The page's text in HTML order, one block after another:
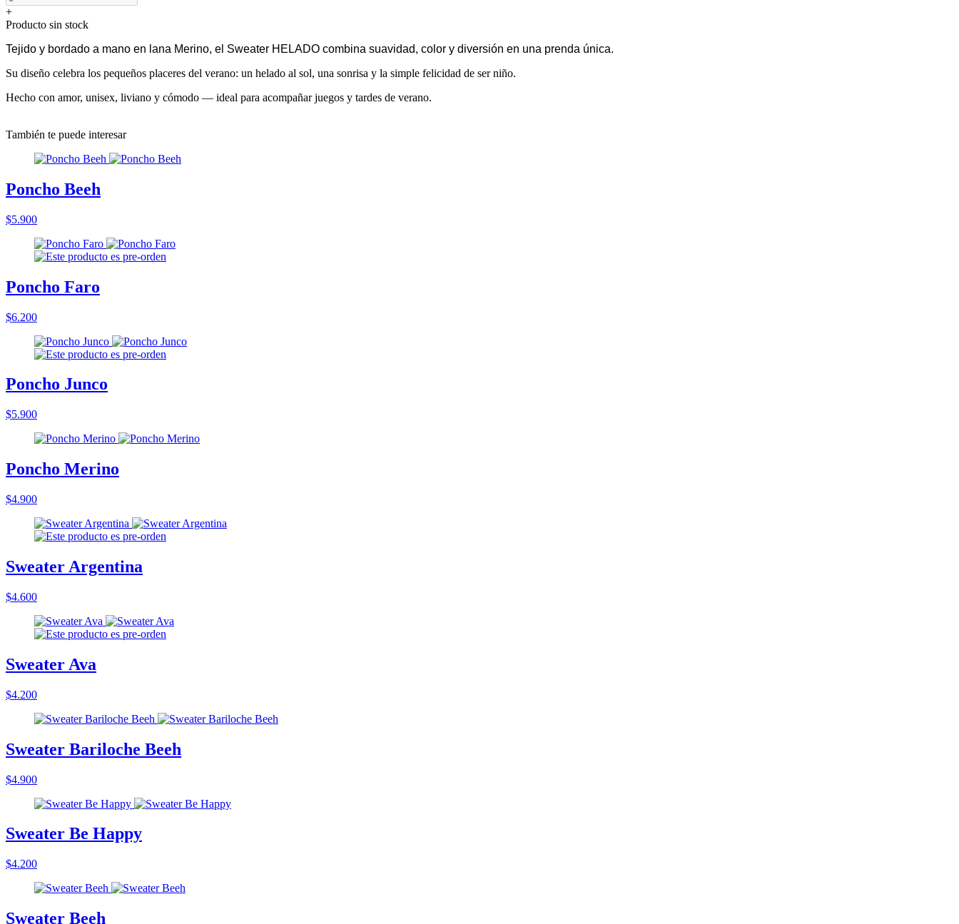
+
Producto sin stock
Tejido y bordado a mano en lana Merino, el Sweater HELADO combina suavidad, color y diversión en una prenda única.
Su diseño celebra los pequeños placeres del verano: un helado al sol, una sonrisa y la simple felicidad de ser niño.
Hecho con amor, unisex, liviano y cómodo — ideal para acompañar juegos y tardes de verano.
También te puede interesar
Poncho Beeh
$5.900
Poncho Faro
$6.200
Poncho Junco
$5.900
Poncho Merino
$4.900
Sweater Argentina
$4.600
Sweater Ava
$4.200
Sweater Bariloche Beeh
$4.900
Sweater Be Happy
$4.200
Sweater Beeh